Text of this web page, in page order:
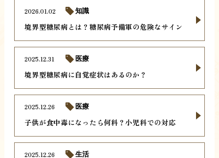
境界型糖尿病とは？糖尿病予備軍の危険なサイン
2026.01.02 知識
境界型糖尿病に自覚症状はあるのか？
2025.12.31 医療
子供が食中毒になったら何科？小児科での対応
2025.12.26 医療
2025.12.26 生活